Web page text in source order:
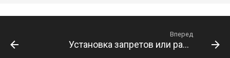
Вперед
Установка запретов или разрешений при создании или загрузке карточки